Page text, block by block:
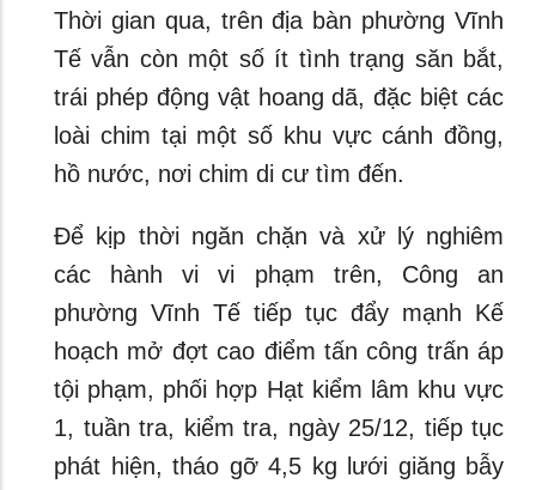
Thời gian qua, trên địa bàn phường Vĩnh
Tế vẫn còn một số ít tình trạng săn bắt,
trái phép động vật hoang dã, đặc biệt các
loài chim tại một số khu vực cánh đồng,
hồ nước, nơi chim di cư tìm đến.
Để kịp thời ngăn chặn và xử lý nghiêm
các hành vi vi phạm trên, Công an
phường Vĩnh Tế tiếp tục đẩy mạnh Kế
hoạch mở đợt cao điểm tấn công trấn áp
tội phạm, phối hợp Hạt kiểm lâm khu vực
1, tuần tra, kiểm tra, ngày 25/12, tiếp tục
phát hiện, tháo gỡ 4,5 kg lưới giăng bẫy